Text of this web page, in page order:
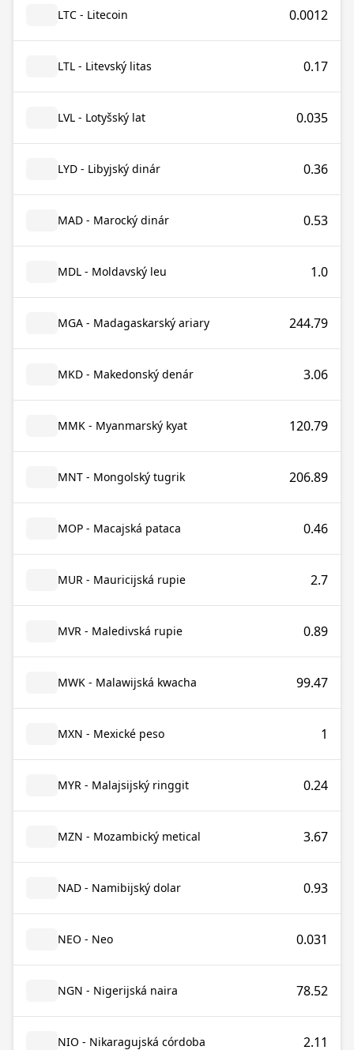
LTC - Litecoin 0.0012
LTL - Litevský litas 0.17
LVL - Lotyšský lat 0.035
LYD - Libyjský dinár 0.36
MAD - Marocký dinár 0.53
MDL - Moldavský leu 1.0
MGA - Madagaskarský ariary 244.79
MKD - Makedonský denár 3.06
MMK - Myanmarský kyat 120.79
MNT - Mongolský tugrik 206.89
MOP - Macajská pataca 0.46
MUR - Mauricijská rupie 2.7
MVR - Maledivská rupie 0.89
MWK - Malawijská kwacha 99.47
MXN - Mexické peso 1
MYR - Malajsijský ringgit 0.24
MZN - Mozambický metical 3.67
NAD - Namibijský dolar 0.93
NEO - Neo 0.031
NGN - Nigerijská naira 78.52
NIO - Nikaragujská córdoba 2.11